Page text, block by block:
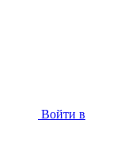
Войти в